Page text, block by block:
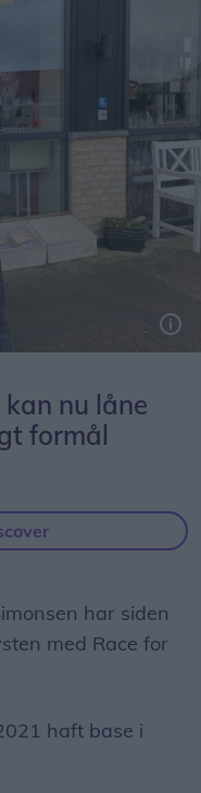
nu låne
formål
har siden
med Race for
haft base i